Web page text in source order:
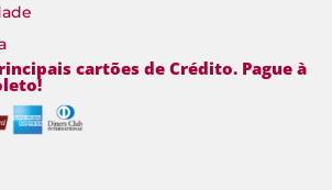
cartões de Crédito. Pague à